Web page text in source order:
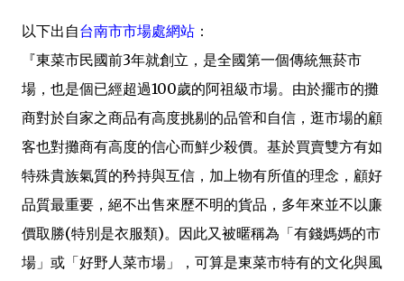
以下出自台南市市場處網站 ：
『東菜市民國前3年就創立，是全國第一個傳統無菸市
場，也是個已經超過100歲的阿祖級市場。由於擺市的攤
商對於自家之商品有高度挑剔的品管和自信，逛市場的顧
客也對攤商有高度的信心而鮮少殺價。基於買賣雙方有如
特殊貴族氣質的矜持與互信，加上物有所值的理念，顧好
品質最重要，絕不出售來歷不明的貨品，多年來並不以廉
價取勝(特別是衣服類)。因此又被暱稱為「有錢媽媽的市
場」或「好野人菜市場」，可算是東菜市特有的文化與風